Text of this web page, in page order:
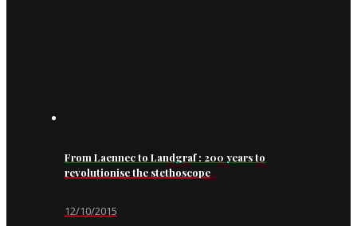
From Laennec to Landgraf : 200 years to
revolutionise the stethoscope
12/10/2015